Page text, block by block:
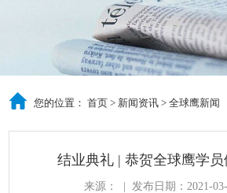
您的位置：首页 > 新闻资讯 >全球鹰新闻
结业典礼 | 恭贺全球鹰学
来源： 发布日期：2021-03-